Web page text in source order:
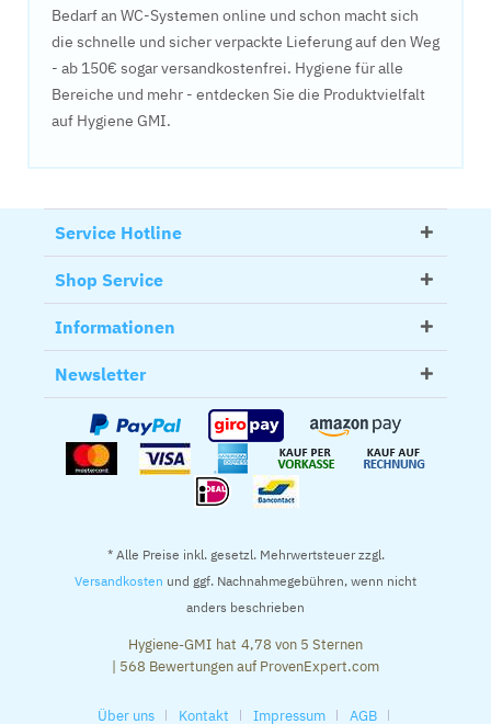
Bedarf an WC-Systemen online und schon macht sich
die schnelle und sicher verpackte Lieferung auf den Weg
- ab 150€ sogar versandkostenfrei. Hygiene für alle
Bereiche und mehr - entdecken Sie die Produktvielfalt
auf Hygiene GMI.
Service Hotline
Shop Service
Informationen
Newsletter
* Alle Preise inkl. gesetzl. Mehrwertsteuer zzgl.
Versandkosten und ggf. Nachnahmegebühren, wenn nicht
anders beschrieben
Hygiene-GMI hat 4,78 von 5 Sternen
| 568 Bewertungen auf ProvenExpert.com
Über uns Kontakt Impressum AGB